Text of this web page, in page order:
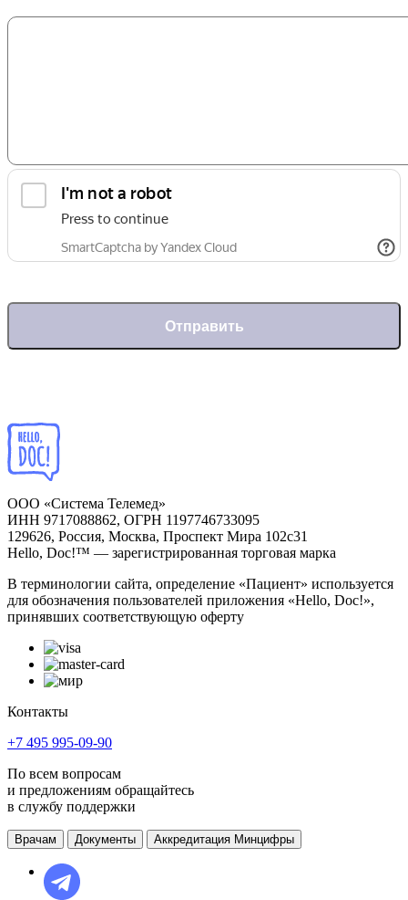
Отправить
ООО «Система Телемед»
ИНН 9717088862, ОГРН 1197746733095
129626, Россия, Москва, Проспект Мира 102с31
Hello, Doc!™ — зарегистрированная торговая марка
В терминологии сайта, определение «Пациент» используется
для обозначения пользователей приложения «Hello, Doc!»,
принявших соответствующую оферту
Контакты
+7 495 995-09-90
По всем вопросам
и предложениям обращайтесь
в службу поддержки
Врачам Документы Аккредитация Минцифры